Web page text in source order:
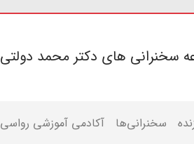
سخنرانی های دکتر محمد دولتی
سخنرانی‌ها آکادمی آموزشی رواسی